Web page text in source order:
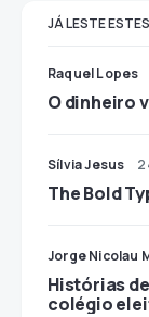
JÁ LESTE
Raquel Lopes
O dinheiro
Sílvia Jesus
The Bold
Jorge Nicolau
Histórias
colégio